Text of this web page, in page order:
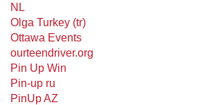
NL
Olga Turkey (tr)
Ottawa Events
ourteendriver.org
Pin Up Win
Pin-up ru
PinUp AZ